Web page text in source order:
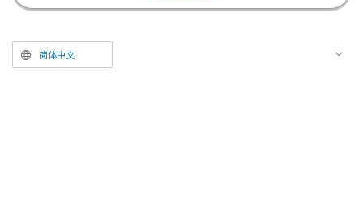
本作已于4月1日起在海外多个地
到831,474,150美元，突破了8亿
美元大关。在北美地区，该片上映
简体中文